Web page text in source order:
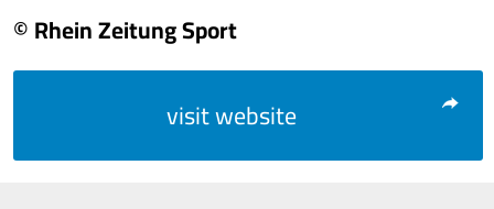
© Rhein Zeitung Sport
visit website